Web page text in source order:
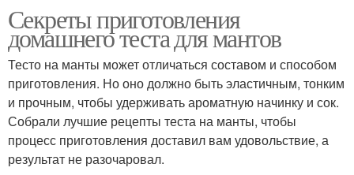
Секреты приготовления
домашнего теста для мантов
Тесто на манты может отличаться составом и способом
приготовления. Но оно должно быть эластичным, тонким
и прочным, чтобы удерживать ароматную начинку и сок.
Собрали лучшие рецепты теста на манты, чтобы
процесс приготовления доставил вам удовольствие, а
результат не разочаровал.